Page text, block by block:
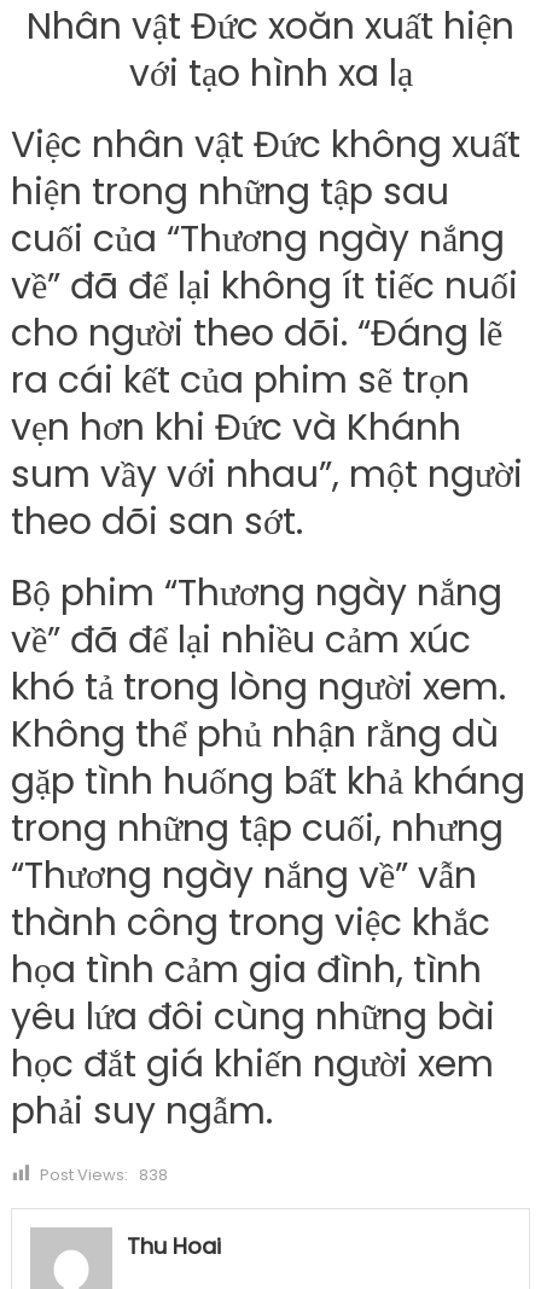
Nhân vật Đức xoăn xuất hiện
với tạo hình xa lạ
Việc nhân vật Đức không xuất
hiện trong những tập sau
cuối của “Thương ngày nắng
về” đã để lại không ít tiếc nuối
cho người theo dõi. “Đáng lẽ
ra cái kết của phim sẽ trọn
vẹn hơn khi Đức và Khánh
sum vầy với nhau”, một người
theo dõi san sớt.
Bộ phim “Thương ngày nắng
về” đã để lại nhiều cảm xúc
khó tả trong lòng người xem.
Không thể phủ nhận rằng dù
gặp tình huống bất khả kháng
trong những tập cuối, nhưng
“Thương ngày nắng về” vẫn
thành công trong việc khắc
họa tình cảm gia đình, tình
yêu lứa đôi cùng những bài
học đắt giá khiến người xem
phải suy ngẫm.
Post Views: 838
Thu Hoai